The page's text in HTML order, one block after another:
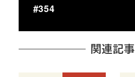
#354
関連記事